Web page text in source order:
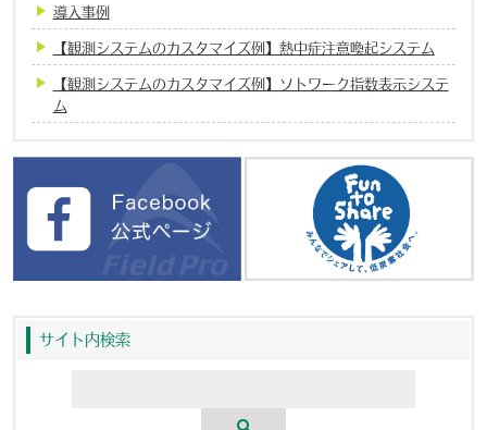
導入事例
【観測システムのカスタマイズ例】熱中症注意喚起システム
【観測システムのカスタマイズ例】ソトワーク指数表示システ
ム
サイト内検索